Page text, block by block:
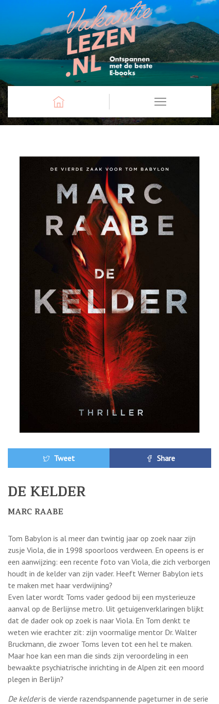
Tweet Share
DE KELDER
MARC RAABE
Tom Babylon is al meer dan twintig jaar op zoek naar zijn
zusje Viola, die in 1998 spoorloos verdween. En opeens is er
een aanwijzing: een recente foto van Viola, die zich verborgen
houdt in de kelder van zijn vader. Heeft Werner Babylon iets
te maken met haar verdwijning?
Even later wordt Toms vader gedood bij een mysterieuze
aanval op de Berlijnse metro. Uit getuigenverklaringen blijkt
dat de dader ook op zoek is naar Viola. En Tom denkt te
weten wie erachter zit: zijn voormalige mentor Dr. Walter
Bruckmann, die zwoer Toms leven tot een hel te maken.
Maar hoe kan een man die sinds zijn veroordeling in een
bewaakte psychiatrische inrichting in de Alpen zit een moord
plegen in Berlijn?
De kelderis de vierde razendspannende pageturner in de serie